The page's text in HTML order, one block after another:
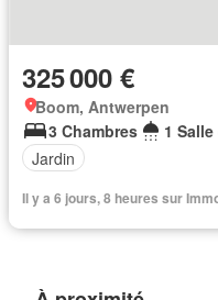
325 000 €
Boom, Antwerpen
3 Chambres
1
Jardin
Il y a 6 jours, 8 heures sur